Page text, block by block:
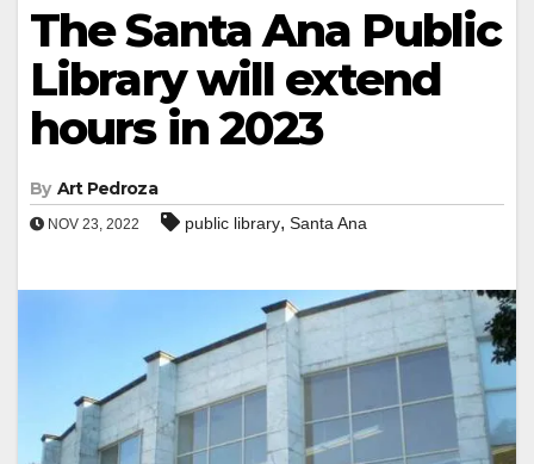
The Santa Ana Public
Library will extend
hours in 2023
By Art Pedroza
NOV 23, 2022 public library, Santa Ana